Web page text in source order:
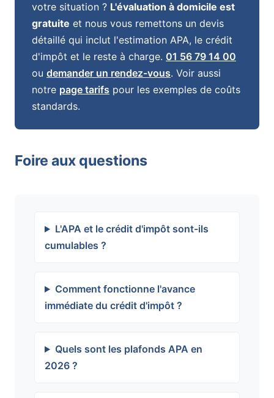
votre situation ? L'évaluation à domicile est
gratuite et nous vous remettons un devis
détaillé qui inclut l'estimation APA, le crédit
d'impôt et le reste à charge. 01 56 79 14 00
ou demander un rendez-vous. Voir aussi
notre page tarifs pour les exemples de coûts
standards.
Foire aux questions
L'APA et le crédit d'impôt sont-ils
cumulables ?
Comment fonctionne l'avance
immédiate du crédit d'impôt ?
Quels sont les plafonds APA en
2026 ?